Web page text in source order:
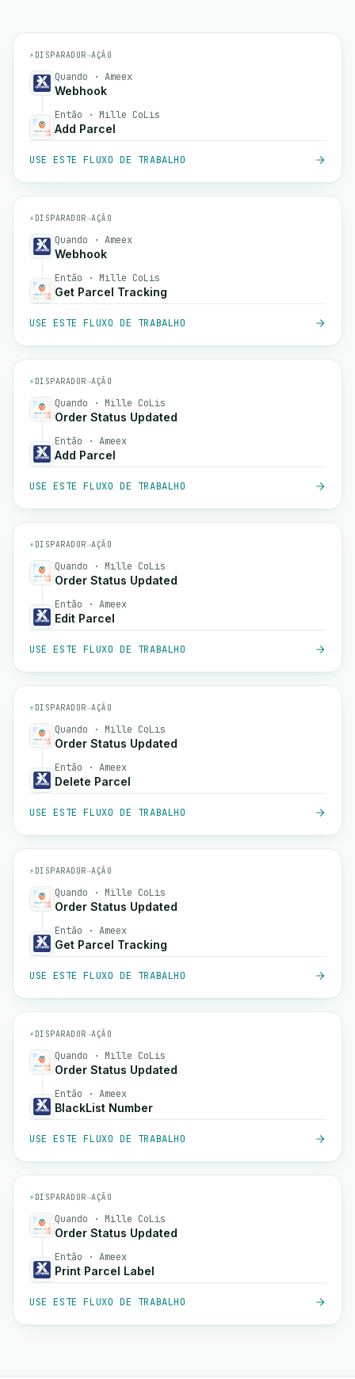
⚡ DISPARADOR→AÇÃO
Quando · Ameex
Webhook
Então · Mille CoLis
Add Parcel
USE ESTE FLUXO DE TRABALHO
⚡ DISPARADOR→AÇÃO
Quando · Ameex
Webhook
Então · Mille CoLis
Get Parcel Tracking
USE ESTE FLUXO DE TRABALHO
⚡ DISPARADOR→AÇÃO
Quando · Mille CoLis
Order Status Updated
Então · Ameex
Add Parcel
USE ESTE FLUXO DE TRABALHO
⚡ DISPARADOR→AÇÃO
Quando · Mille CoLis
Order Status Updated
Então · Ameex
Edit Parcel
USE ESTE FLUXO DE TRABALHO
⚡ DISPARADOR→AÇÃO
Quando · Mille CoLis
Order Status Updated
Então · Ameex
Delete Parcel
USE ESTE FLUXO DE TRABALHO
⚡ DISPARADOR→AÇÃO
Quando · Mille CoLis
Order Status Updated
Então · Ameex
Get Parcel Tracking
USE ESTE FLUXO DE TRABALHO
⚡ DISPARADOR→AÇÃO
Quando · Mille CoLis
Order Status Updated
Então · Ameex
BlackList Number
USE ESTE FLUXO DE TRABALHO
⚡ DISPARADOR→AÇÃO
Quando · Mille CoLis
Order Status Updated
Então · Ameex
Print Parcel Label
USE ESTE FLUXO DE TRABALHO